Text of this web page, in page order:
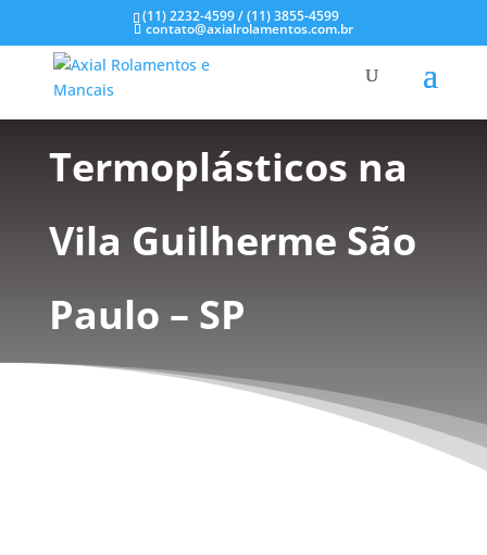
(11) 2232-4599 / (11) 3855-4599
contato@axialrolamentos.com.br
Mancais
Termoplásticos na
Vila Guilherme São
Paulo – SP